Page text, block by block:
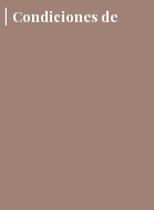
Condiciones de